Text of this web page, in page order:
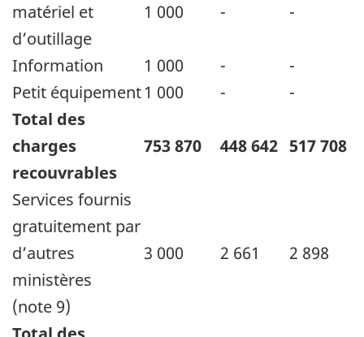
matériel et
d’outillage
1 000 - -
Information 1 000 -
-
Petit équipement1 000 -
-
Total des
charges
recouvrables
753 870 448 642 517 708
Services fournis
gratuitement par
d’autres
ministères
(note 9)
3 000 2 661 2 898